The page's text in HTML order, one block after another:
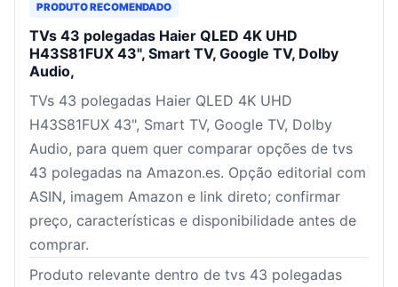
PRODUTO RECOMENDADO
TVs 43 polegadas Haier QLED 4K UHD
H43S81FUX 43", Smart TV, Google TV, Dolby
Audio,
TVs 43 polegadas Haier QLED 4K UHD
H43S81FUX 43", Smart TV, Google TV, Dolby
Audio, para quem quer comparar opções de tvs
43 polegadas na Amazon.es. Opção editorial com
ASIN, imagem Amazon e link direto; confirmar
preço, características e disponibilidade antes de
comprar.
Produto relevante dentro de tvs 43 polegadas